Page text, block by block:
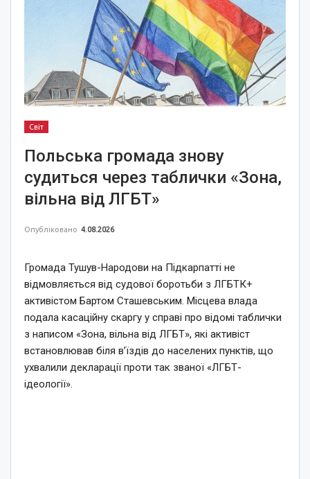
Світ
Польська громада знову
судиться через таблички «Зона,
вільна від ЛГБТ»
Опубліковано 4.08.2026
Громада Тушув-Народови на Підкарпатті не
відмовляється від судової боротьби з ЛГБТК+
активістом Бартом Сташевським. Місцева влада
подала касаційну скаргу у справі про відомі таблички
з написом «Зона, вільна від ЛГБТ», які активіст
встановлював біля в’їздів до населених пунктів, що
ухвалили декларації проти так званої «ЛГБТ-
ідеології».